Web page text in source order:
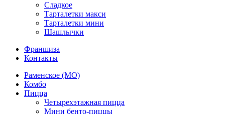
Сладкое
Тарталетки макси
Тарталетки мини
Шашлычки
Франшиза
Контакты
Раменское (МО)
Комбо
Пицца
Четырехэтажная пицца
Мини бенто-пиццы